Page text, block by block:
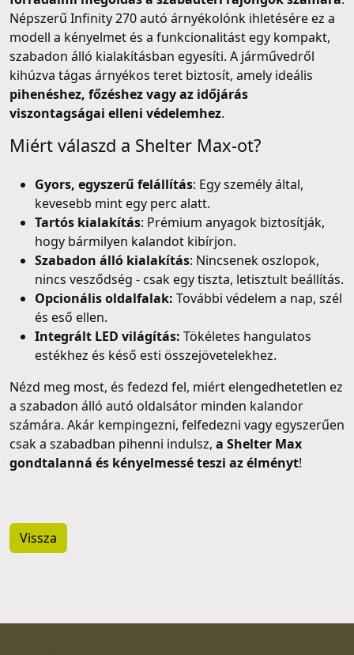
Népszerű Infinity 270 autó árnyékolónk ihletésére ez a
modell a kényelmet és a funkcionalitást egy kompakt,
szabadon álló kialakításban egyesíti. A járművedről
kihúzva tágas árnyékos teret biztosít, amely ideális
pihenéshez, főzéshez vagy az időjárás
viszontagságai elleni védelemhez.
Miért válaszd a Shelter Max-ot?
Gyors, egyszerű felállítás: Egy személy által,
kevesebb mint egy perc alatt.
Tartós kialakítás: Prémium anyagok biztosítják,
hogy bármilyen kalandot kibírjon.
Szabadon álló kialakítás: Nincsenek oszlopok,
nincs vesződség - csak egy tiszta, letisztult beállítás.
Opcionális oldalfalak: További védelem a nap, szél
és eső ellen.
Integrált LED világítás: Tökéletes hangulatos
estékhez és késő esti összejövetelekhez.
Nézd meg most, és fedezd fel, miért elengedhetetlen ez
a szabadon álló autó oldalsátor minden kalandor
számára. Akár kempingezni, felfedezni vagy egyszerűen
csak a szabadban pihenni indulsz, a Shelter Max
gondtalanná és kényelmessé teszi az élményt!
Vissza